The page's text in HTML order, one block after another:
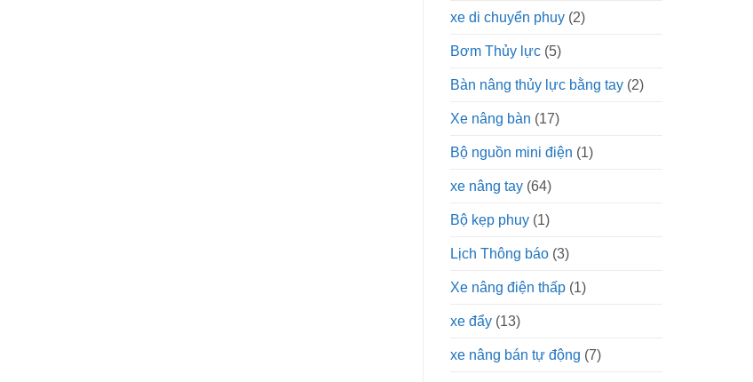
xe di chuyển phuy (2)
Bơm Thủy lực (5)
Bàn nâng thủy lực bằng tay (2)
Xe nâng bàn (17)
Bộ nguồn mini điện (1)
xe nâng tay (64)
Bộ kẹp phuy (1)
Lịch Thông báo (3)
Xe nâng điện thấp (1)
xe đẩy (13)
xe nâng bán tự động (7)